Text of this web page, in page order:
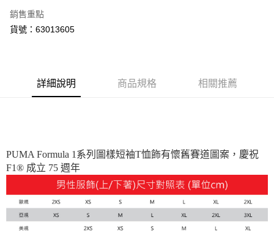
貨到付款
每筆NT$100，滿NT$1,800(含以上)免運費
宅配(離島恕不配送)
每筆NT$150，滿NT$1,800(含以上)免運費
宅配貨到付款(離島恕不配送)
每筆NT$180
銷售重點
貨號：63013605
詳細說明 商品規格 相關推薦
PUMA Formula 1系列圖樣短袖T恤飾有懷舊賽道圖案，慶祝
F1® 成立 75 週年